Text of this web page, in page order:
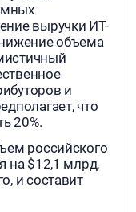
выручки ИТ-
объема
и
что
20%.
российского
на $12,1 млрд,
и составит